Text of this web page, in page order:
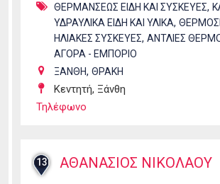
ΘΕΡΜΑΝΣΕΩΣ ΕΙΔΗ ΚΑΙ ΣΥΣΚΕΥΕΣ,
ΥΔΡΑΥΛΙΚΑ ΕΙΔΗ ΚΑΙ ΥΛΙΚΑ,
ΗΛΙΑΚΕΣ ΣΥΣΚΕΥΕΣ, ΑΝΤΛΙΕΣ
ΑΓΟΡΑ - ΕΜΠΟΡΙΟ
ΞΑΝΘΗ, ΘΡΑΚΗ
Κεντητή, Ξάνθη
Τηλέφωνο
13 ΑΘΑΝΑΣΙΟΣ ΝΙΚΟΛΑΟΥ